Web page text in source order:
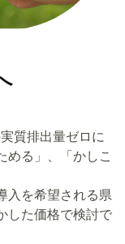
質排出量ゼロに
める」、「かしこ
入を希望される県
した価格で検討で